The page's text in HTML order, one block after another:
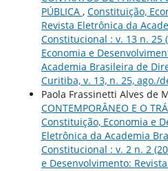
PÚBLICA , Constituição,
Revista Eletrônica da
Constitucional : v. 13 n. 25
Economia e
Academia Brasileira de
Curitiba, v. 13, n. 25, ago./
Paola Frassinetti Alves de
CONTEMPORÂNEO E O
Constituição, Economia e
Eletrônica da Academia
Constitucional : v. 2 n. 2
e Desenvolvimento: